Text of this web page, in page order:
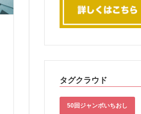
タグクラウド
50回ジャンボいちおし